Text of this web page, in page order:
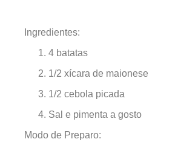
Ingredientes:
4 batatas
1/2 xícara de maionese
1/2 cebola picada
Sal e pimenta a gosto
Modo de Preparo: